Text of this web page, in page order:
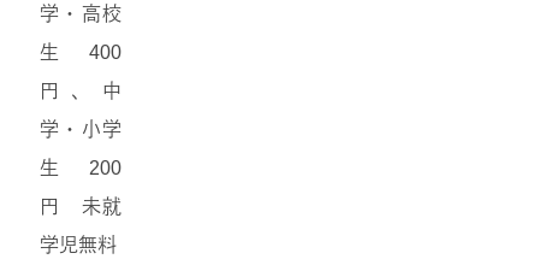
学・高校
生400
円、中
学・小学
生200
円 未就
学児無料